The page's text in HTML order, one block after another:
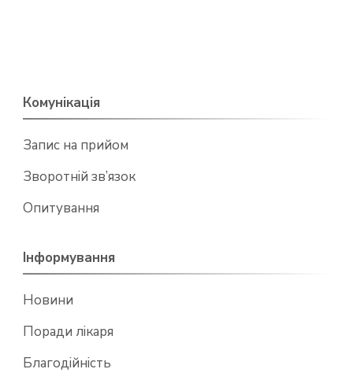
Комунікація
Запис на прийом
Зворотній зв’язок
Опитування
Інформування
Новини
Поради лікаря
Благодійність